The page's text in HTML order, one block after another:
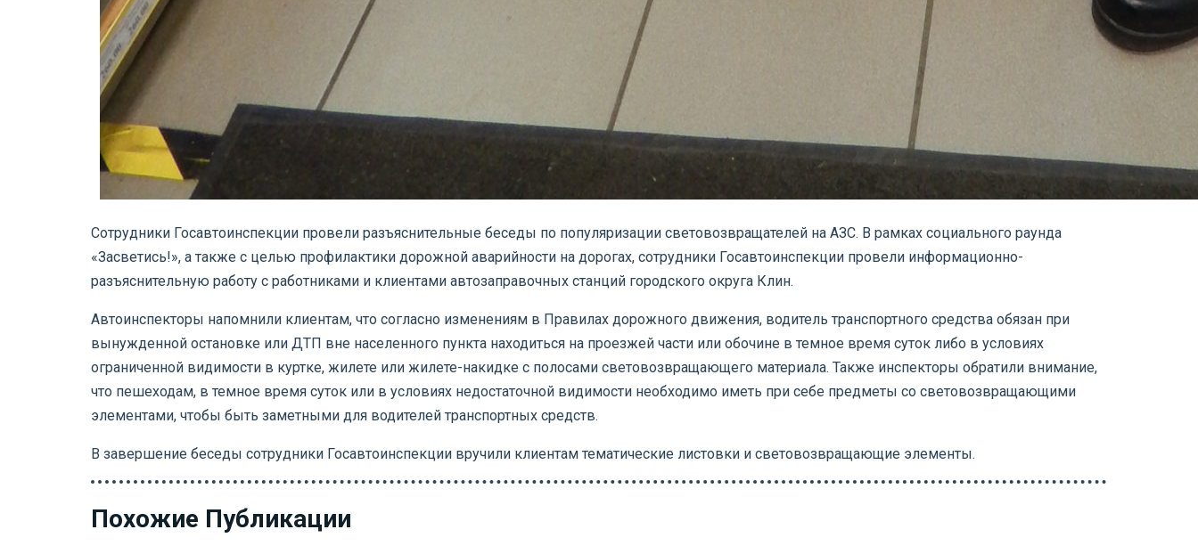
Сотрудники Госавтоинспекции провели разъяснительные беседы по популяризации световозвращателей на АЗС. В рамках социального раунда
«Засветись!», а также с целью профилактики дорожной аварийности на дорогах, сотрудники Госавтоинспекции провели информационно-
разъяснительную работу с работниками и клиентами автозаправочных станций городского округа Клин.
Автоинспекторы напомнили клиентам, что согласно изменениям в Правилах дорожного движения, водитель транспортного средства обязан при
вынужденной остановке или ДТП вне населенного пункта находиться на проезжей части или обочине в темное время суток либо в условиях
ограниченной видимости в куртке, жилете или жилете-накидке с полосами световозвращающего материала. Также инспекторы обратили внимание,
что пешеходам, в темное время суток или в условиях недостаточной видимости необходимо иметь при себе предметы со световозвращающими
элементами, чтобы быть заметными для водителей транспортных средств.
В завершение беседы сотрудники Госавтоинспекции вручили клиентам тематические листовки и световозвращающие элементы.
Похожие Публикации